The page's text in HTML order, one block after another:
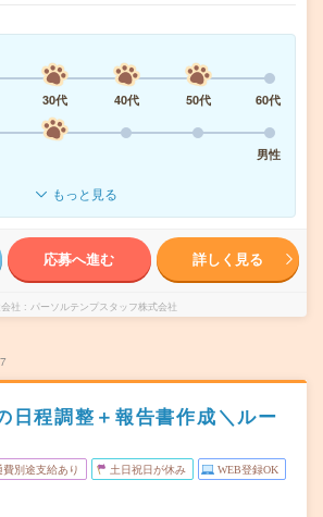
30代 40代 50代
60代
男性
もっと見る
応募へ進む 詳しく見る
社 パーソルテンプスタッフ株式会社
日程調整＋報告書作成＼ルー
費別途支給あり 土日祝日が休み WEB登録OK